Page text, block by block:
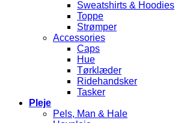
Sweatshirts & Hoodies
Toppe
Strømper
Accessories
Caps
Hue
Tørklæder
Ridehandsker
Tasker
Pleje
Pels, Man & Hale